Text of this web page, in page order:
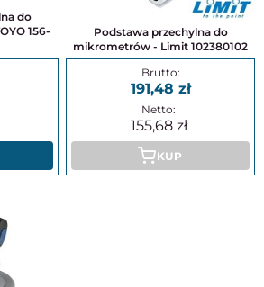
156-
Podstawa przechylna do
mikrometrów - Limit 102380102
191,48
155,68
KUP